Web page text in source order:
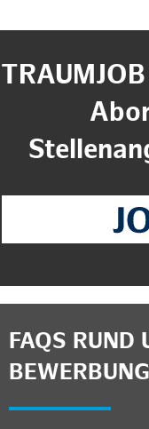
FAQS RUND
BEWERBUNG